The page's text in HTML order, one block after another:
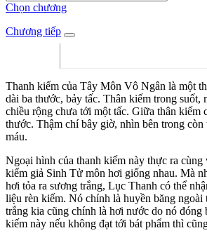
Chọn chương
Chương tiếp
Thanh kiếm của Tây Môn Vô Ngân là một
dài ba thước, bảy tấc. Thân kiếm trong suốt,
chiều rộng chưa tới một tấc. Giữa thân kiếm
thước. Thậm chí bây giờ, nhìn bên trong
máu.
Ngoại hình của thanh kiếm này thực ra cùng
kiếm giả Sinh Tử môn hơi giống nhau. Mà
hơi tỏa ra sương trắng, Lục Thanh có thể
liệu rèn kiếm. Nó chính là huyền băng ngoài
trắng kia cũng chính là hơi nước do nó đóng
kiếm này nếu không đạt tới bát phẩm thì